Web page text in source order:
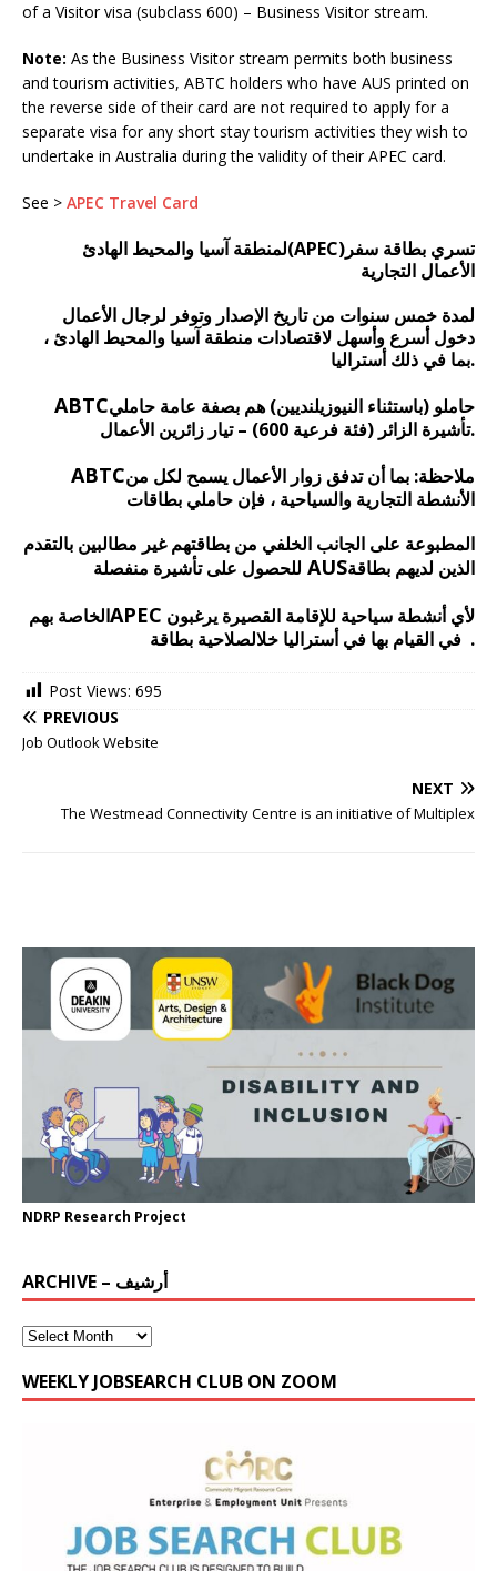
of a Visitor visa (subclass 600) – Business Visitor stream.
Note: As the Business Visitor stream permits both business
and tourism activities, ABTC holders who have AUS printed on
the reverse side of their card are not required to apply for a
separate visa for any short stay tourism activities they wish to
undertake in Australia during the validity of their APEC card.
See > APEC Travel Card
لمنطقة آسيا والمحيط الهادئ(APEC)تسري بطاقة سفر
الأعمال التجارية
دخول أسرع وأسهل لاقتصادات منطقة آسيا والمحيط الهادئ ،
بما في ذلك أستراليا.
ABTCحاملو (باستثناء النيوزيلنديين) هم بصفة عامة حاملي
تأشيرة الزائر (فئة فرعية 600) – تيار زائرين الأعمال.
ABTCملاحظة: بما أن تدفق زوار الأعمال يسمح لكل من
الأنشطة التجارية والسياحية ، فإن حاملي بطاقات
المطبوعة على الجانب الخلفي من بطاقتهم غير مطالبين بالتقدم
للحصول على تأشيرة منفصلة AUSالذين لديهم بطاقة
الخاصة بهمAPEC
في القيام بها في أستراليا خلالصلاحية بطاقة .
Post Views: 695
PREVIOUS
NEXT
The Westmead Connectivity Centre is an initiative of Multiplex
NDRP Research Project
ARCHIVE – أرشيف
WEEKLY JOBSEARCH CLUB ON ZOOM